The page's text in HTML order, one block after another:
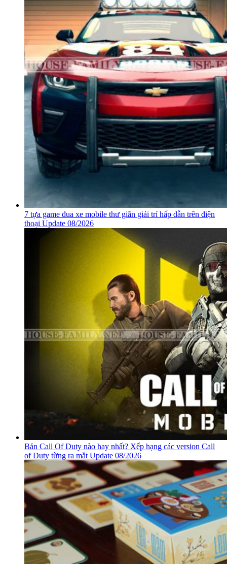
7 tựa game đua xe mobile thư giãn giải trí hấp dẫn trên điện
thoại Update 08/2026
Bản Call Of Duty nào hay nhất? Xếp hạng các version Call
of Duty từng ra mắt Update 08/2026